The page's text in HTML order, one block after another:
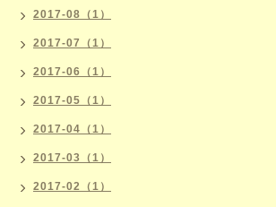
2017-08（1）
2017-07（1）
2017-06（1）
2017-05（1）
2017-04（1）
2017-03（1）
2017-02（1）